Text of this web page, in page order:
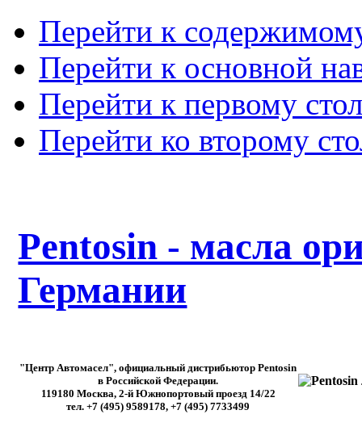
Перейти к
Перейти к основной
Перейти к первому
Перейти ко второму
Pentosin - масла
Германии
"Центр Автомасел", официальный дистрибьютор Pentosin
в Российской Федерации.
119180 Москва, 2-й Южнопортовый проезд 14/22
тел. +7 (495) 9589178, +7 (495) 7733499